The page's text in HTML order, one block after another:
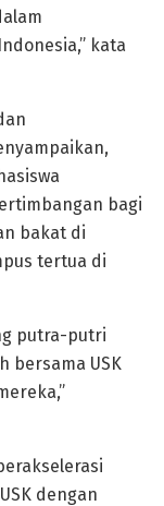
kata
bagi
bakat di
tertua di
putra-putri
bersama USK
dengan